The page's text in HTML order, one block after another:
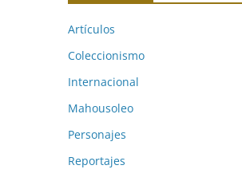
Artículos
Coleccionismo
Internacional
Mahousoleo
Personajes
Reportajes